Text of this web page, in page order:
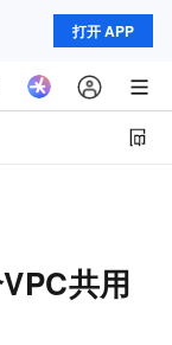
打开 APP
共用